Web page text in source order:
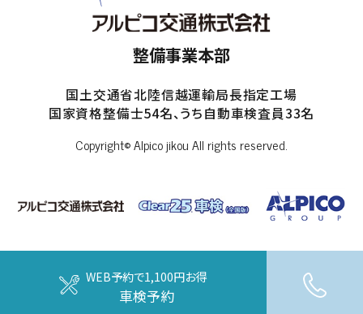
WEB予約で1,100円お得
車検予約
整備事業本部
国土交通省北陸信越運輸局長指定工場
国家資格整備士54名、うち自動車検査員33名
Copyright© Alpico jikou All rights reserved.